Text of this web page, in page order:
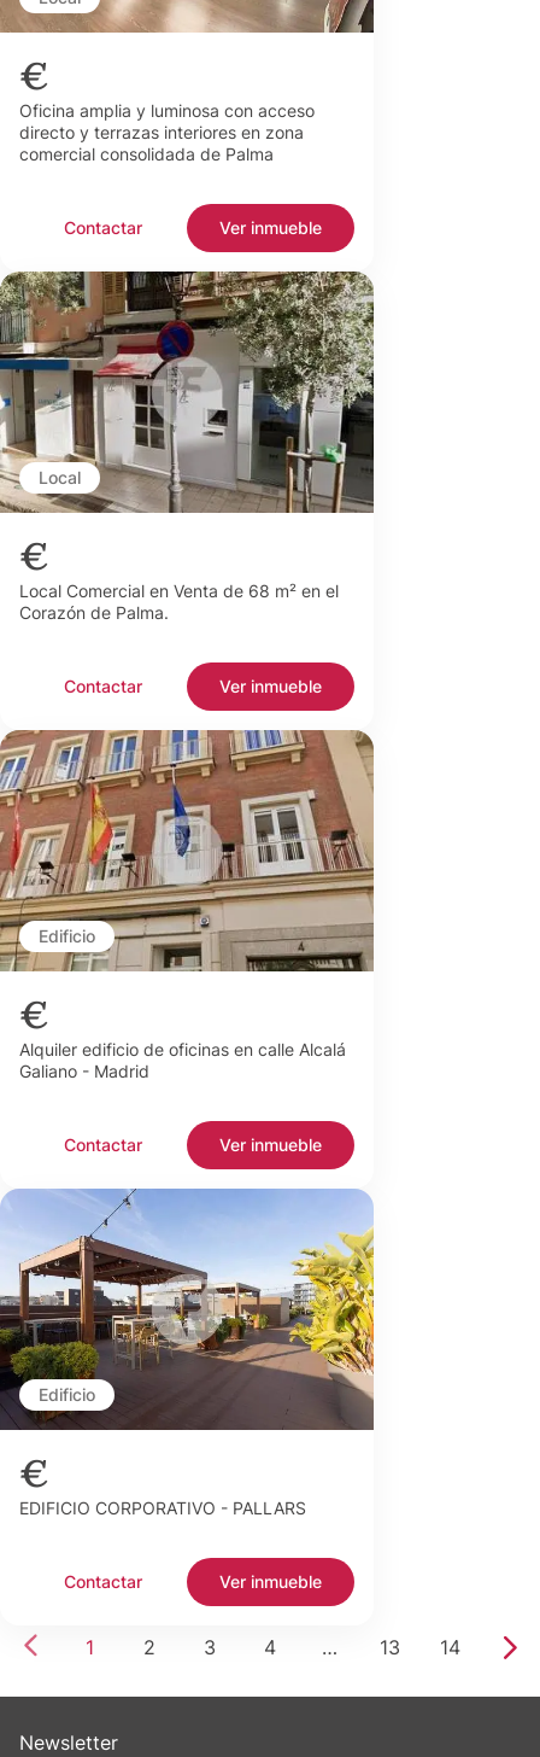
€
Oficina amplia y luminosa con acceso
directo y terrazas interiores en zona
comercial consolidada de Palma
Contactar Ver inmueble
Local
€
Local Comercial en Venta de 68 m² en el
Corazón de Palma.
Contactar Ver inmueble
Edificio
€
Alquiler edificio de oficinas en calle Alcalá
Galiano - Madrid
Contactar Ver inmueble
Edificio
€
EDIFICIO CORPORATIVO - PALLARS
Contactar Ver inmueble
1 2 3 4 … 13 14
Newsletter